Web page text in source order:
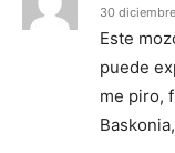
30
Este
puede
me piro,